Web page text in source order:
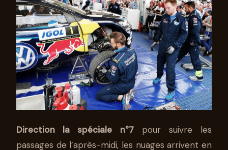
Direction la spéciale n°7pour suivre les
passages de l’après-midi, les nuages arrivent en